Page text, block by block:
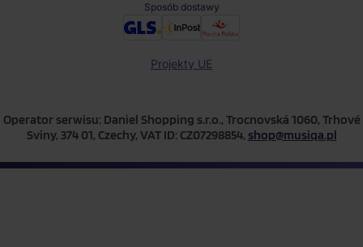
Sposób dostawy
Projekty UE
Operator serwisu: Daniel Shopping s.r.o., Trocnovská 1060, Trhové
Sviny, 374 01, Czechy, VAT ID: CZ07298854, shop@musiqa.pl